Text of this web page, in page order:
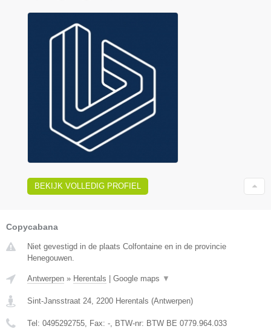
BEKIJK VOLLEDIG PROFIEL
Copycabana
Niet gevestigd in de plaats Colfontaine en in de provincie
Henegouwen.
Antwerpen » Herentals Google maps ▼
Sint-Jansstraat 24, 2200 Herentals (Antwerpen)
Tel: 0495292755, Fax: -, BTW-nr: BTW BE 0779.964.033